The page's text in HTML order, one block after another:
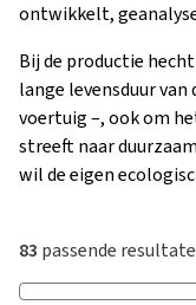
ontwikkelt,
Bij de productie
lange levensduur
voertuig –, ook om
streeft naar
wil de eigen
83 passende